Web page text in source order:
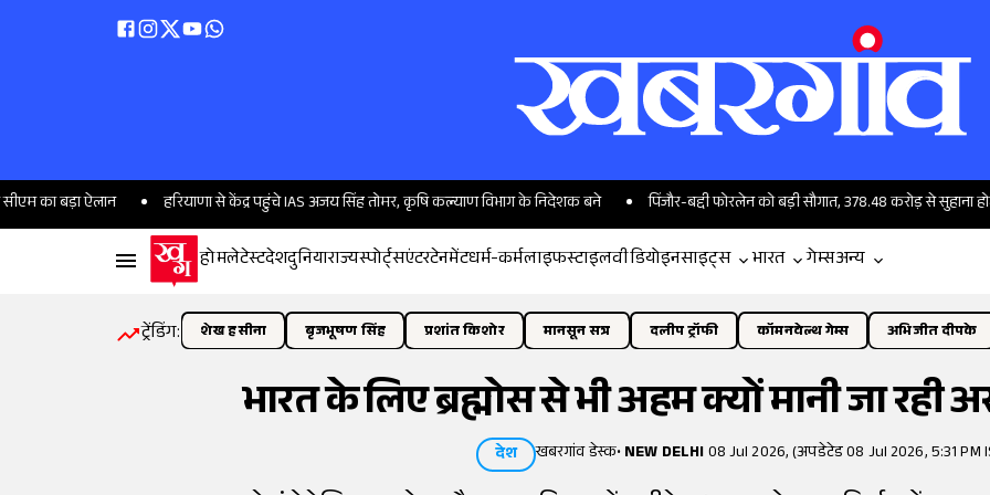
ऐलान हरियाणा से केंद्र पहुंचे IAS अजय सिंह तोमर, कृषि कल्याण विभाग के निदेशक बने पिंजौर-बद्दी फोरलेन को बड़ी सौगात, 378.48 करोड़ से सुहाना होगा सफर
होमलेटेस्टदेशदुनियाराज्यस्पोर्ट्सएंटरटेनमेंटधर्म-कर्मलाइफस्टाइलवीडियोइनसाइट्स भारत गेम्सअन्य
ट्रेंडिंग: शेख हसीना बृजभूषण सिंह प्रशांत किशोर मानसून सत्र दलीप ट्रॉफी कॉमनवेल्थ गेम्स अभिजीत दीपके
भारत के लिए ब्रह्मोस से भी अहम क्यों मानी जा रही
देश खबरगांव डेस्क•NEW DELHI08 Jul 2026, (अपडेटेड 08 Jul 2026, 5:31 PM